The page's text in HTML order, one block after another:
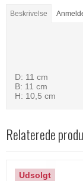
Beskrivelse
D: 11 cm
B: 11 cm
H: 10,5 cm
Relaterede
Udsolgt